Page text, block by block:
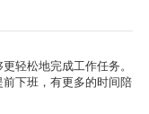
轻松地完成工作任务。
下班，有更多的时间陪